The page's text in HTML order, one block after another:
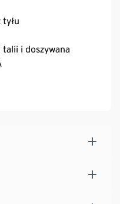
talii i doszywana
optymalne
drewna pochodzącego